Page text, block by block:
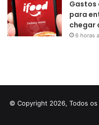
Gastos
para
chegar
6 horas
© Copyright 2026, Todos